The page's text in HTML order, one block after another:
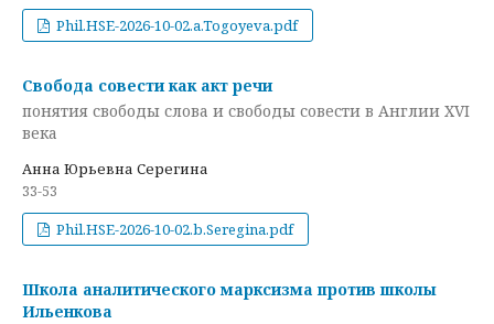
Phil.HSE-2026-10-02.a.Togoyeva.pdf
Свобода совести как акт речи
понятия свободы слова и свободы совести в Англии XVI
века
Анна Юрьевна Серегина
33-53
Phil.HSE-2026-10-02.b.Seregina.pdf
Школа аналитического марксизма против школы
Ильенкова